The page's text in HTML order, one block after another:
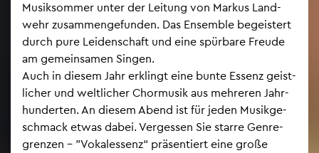
Mu­sik­som­mer unter der Lei­tung von Mar­kus Land­
wehr zu­sam­men­ge­fun­den. Das En­sem­ble be­geis­tert
durch pure Lei­den­schaft und eine spür­ba­re Freu­de
am ge­mein­sa­men Sin­gen.
Auch in die­sem Jahr er­klingt eine bunte Es­senz geist­
li­cher und welt­li­cher Chor­mu­sik aus meh­re­ren Jahr­
hun­der­ten. An die­sem Abend ist für jeden Mu­sik­ge­
schmack etwas dabei. Ver­ges­sen Sie star­re Gen­re­
gren­zen – "Vo­kales­senz“ prä­sen­tiert eine große